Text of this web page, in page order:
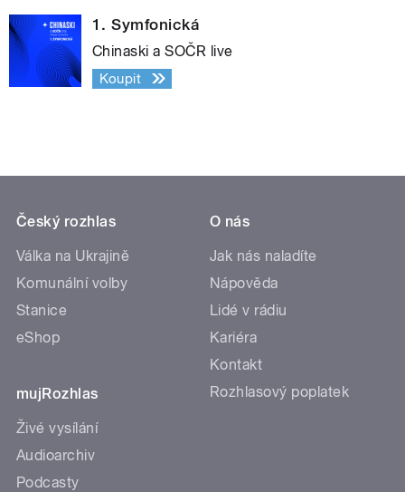
1. Symfonická
Chinaski a SOČR live
Koupit
Český rozhlas
Válka na Ukrajině
Komunální volby
Stanice
eShop
mujRozhlas
Živé vysílání
Audioarchiv
Podcasty
O nás
Jak nás naladíte
Nápověda
Lidé v rádiu
Kariéra
Kontakt
Rozhlasový poplatek